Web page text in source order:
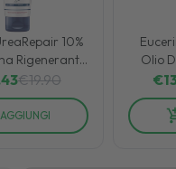
10%
Rigenerante
Secca 100 ml
€19.90
AGGIUNGI
Olio
€